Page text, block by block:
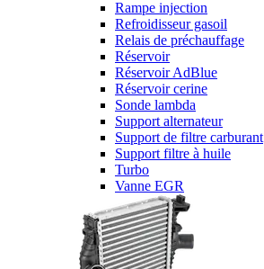
Rampe injection
Refroidisseur gasoil
Relais de préchauffage
Réservoir
Réservoir AdBlue
Réservoir cerine
Sonde lambda
Support alternateur
Support de filtre carburant
Support filtre à huile
Turbo
Vanne EGR